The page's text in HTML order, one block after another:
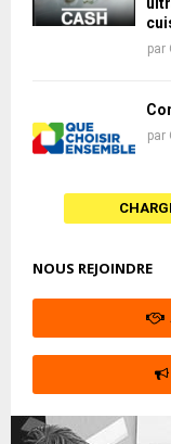
par
par
NOUS REJOINDRE